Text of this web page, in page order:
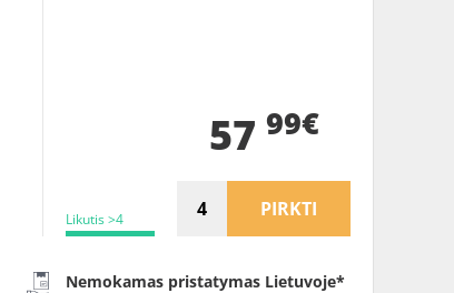
Likutis >4
57 99€
PIRKTI
Nemokamas pristatymas Lietuvoje*